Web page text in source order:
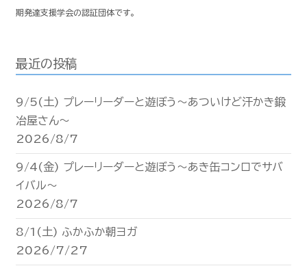
期発達支援学会の認証団体です。
最近の投稿
9/5(土) プレーリーダーと遊ぼう〜あついけど汗かき鍛
冶屋さん〜
2026/8/7
9/4(金) プレーリーダーと遊ぼう〜あき缶コンロでサバ
イバル〜
2026/8/7
8/1(土) ふかふか朝ヨガ
2026/7/27